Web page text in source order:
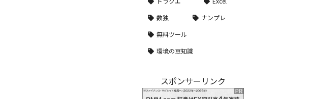
数独
ナンプレ
無料ツール
環境の豆知識
スポンサーリンク